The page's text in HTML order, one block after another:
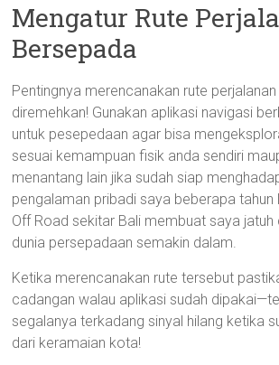
Mengatur Rute
Bersepada
Pentingnya merencanakan rute
diremehkan! Gunakan aplikasi navigasi
untuk pesepedaan agar bisa
sesuai kemampuan fisik anda sendiri
menantang lain jika sudah siap
pengalaman pribadi saya beberapa
Off Road sekitar Bali membuat saya jatuh
dunia persepadaan semakin dalam.
Ketika merencanakan rute tersebut
cadangan walau aplikasi sudah
segalanya terkadang sinyal hilang ketika
dari keramaian kota!